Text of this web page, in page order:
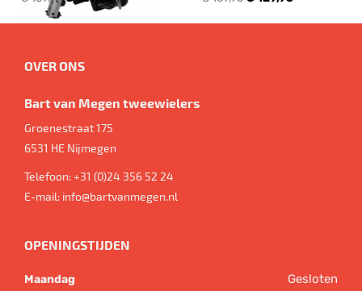
OVER ONS
Bart van Megen tweewielers
Groenestraat 175
6531 HE Nijmegen
Telefoon:+31 (0)24 356 52 24
E-mail: info@bartvanmegen.nl
OPENINGSTIJDEN
Maandag Gesloten